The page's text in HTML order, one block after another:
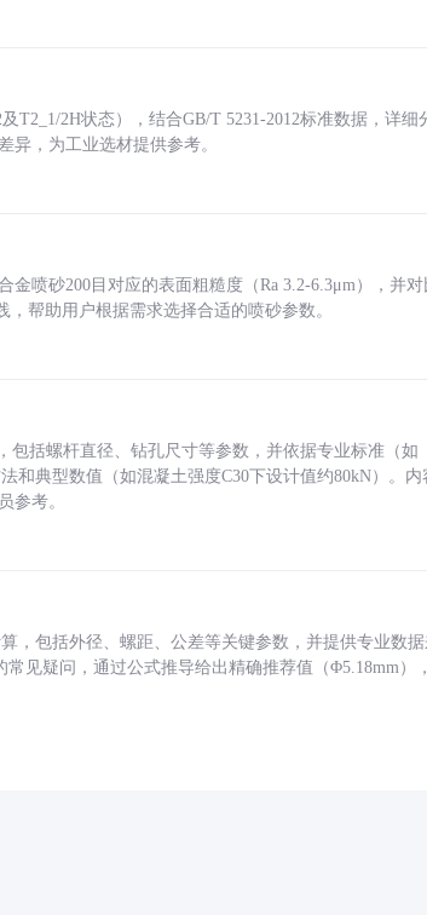
T2_1/2H状态），结合GB/T 5231-2012标准数据，详细
异，为工业选材提供参考。
喷砂200目对应的表面粗糙度（Ra 3.2-6.3μm），并
帮助用户根据需求选择合适的喷砂参数。
包括螺杆直径、钻孔尺寸等参数，并依据专业标准（如
和典型数值（如混凝土强度C30下设计值约80kN）。内
参考。
，包括外径、螺距、公差等关键参数，并提供专业数
常见疑问，通过公式推导给出精确推荐值（Φ5.18mm）